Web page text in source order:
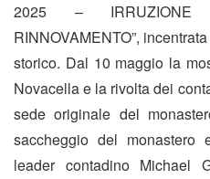
2025 –
RINNOVAMENTO”,
storico. Dal 10 maggio la
Novacellae la rivolta dei
sede originale del
saccheggio del
leader contadino Michael